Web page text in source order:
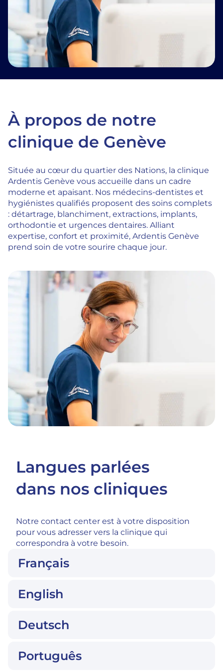
À propos de notre
clinique de Genève
Située au cœur du quartier des Nations, la clinique
Ardentis Genève vous accueille dans un cadre
moderne et apaisant. Nos médecins-dentistes et
hygiénistes qualifiés proposent des soins complets
: détartrage, blanchiment, extractions, implants,
orthodontie et urgences dentaires. Alliant
expertise, confort et proximité, Ardentis Genève
prend soin de votre sourire chaque jour.
Langues parlées
dans nos cliniques
Notre contact center est à votre disposition
pour vous adresser vers la clinique qui
correspondra à votre besoin.
Français
English
Deutsch
Português